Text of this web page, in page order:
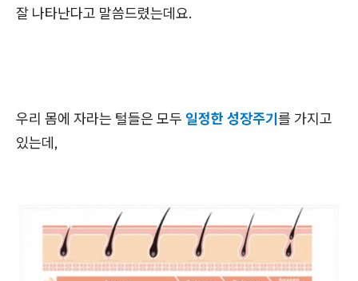
잘 나타난다고 말씀드렸는데요.
우리 몸에 자라는 털들은 모두 일정한 성장주기를 가지고
있는데,